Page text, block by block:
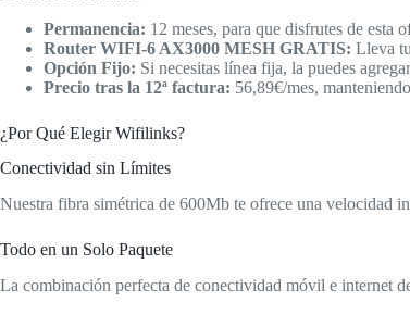
Permanencia: 12 meses, para que disfrutes de esta
Router WIFI-6 AX3000 MESH GRATIS: Lleva
Opción Fijo: Si necesitas línea fija, la puedes
Precio tras la 12ª factura: 56,89€/mes,
¿Por Qué Elegir Wifilinks?
Conectividad sin Límites
Nuestra fibra simétrica de 600Mb te ofrece una velocidad
Todo en un Solo Paquete
La combinación perfecta de conectividad móvil e internet